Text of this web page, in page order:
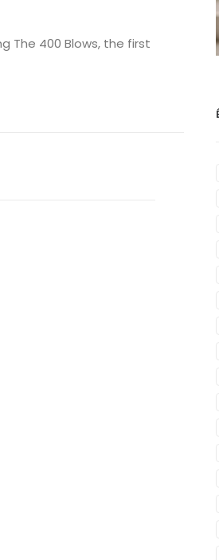
The 400 Blows, the first